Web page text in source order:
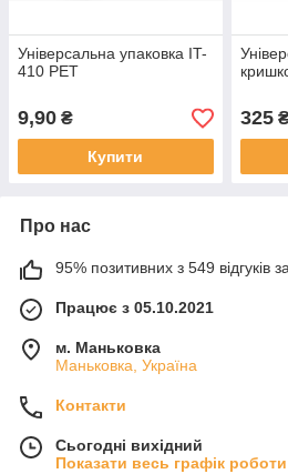
Універсальна упаковка IT-
410 РЕТ
9,90 ₴
Купити
325
Про нас
95% позитивних з 549 відгуків
Працює з 05.10.2021
м. Маньковка
Маньковка, Україна
Контакти
Сьогодні вихідний
Показати весь графік роботи